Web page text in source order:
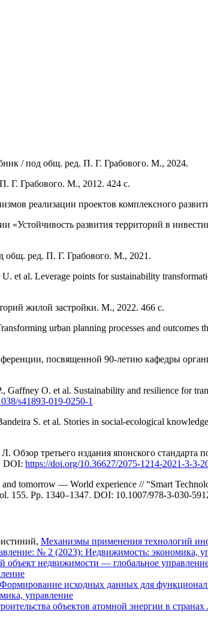
/ под общ. ред. П. Г. Грабового. М., 2024.
Г. Грабового. М., 2012. 424 c.
реализации проектов комплексного
развития территорий в
общ. ред. П. Г. Грабового. М., 2021.
et al. Leverage points for sustainability
жилой застройки. М., 2022. 466 с.
urban planning processes and
посвященной 90-летию кафедры
Gaffney O. et al. Sustainability and resilience for
s41893-019-0250-1
S. et al. Stories in social-ecological
третьего издания японского
DOI: https://doi.org/10.36627/2075-1214-2021-3-3-
tomorrow — World experience // “Smart
155. Pp. 1340–1347. DOI: 10.1007/978-3-030-
Механизмы применения технологий
№ 2 (2023): Недвижимость: экономика,
недвижимости — глобальное
Формирование исходных данных для
управление
объектов атомной энергии в